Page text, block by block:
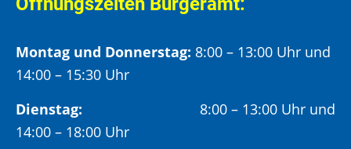
Montag und Donnerstag: 8:00 – 13:00 Uhr und
14:00 – 15:30 Uhr
Dienstag: 8:00 – 13:00 Uhr und
14:00 – 18:00 Uhr